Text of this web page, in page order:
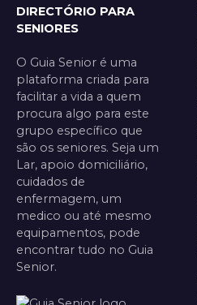
DIRECTÓRIO PARA
SENIORES
O Guia Senior é uma
plataforma criada para
facilitar a vida a quem
procura algo para este
grupo específico que
são os seniores. Seja um
Lar, apoio domiciliário,
cuidados de
enfermagem, um
medico ou até mesmo
equipamentos, pode
encontrar tudo no Guia
Senior.